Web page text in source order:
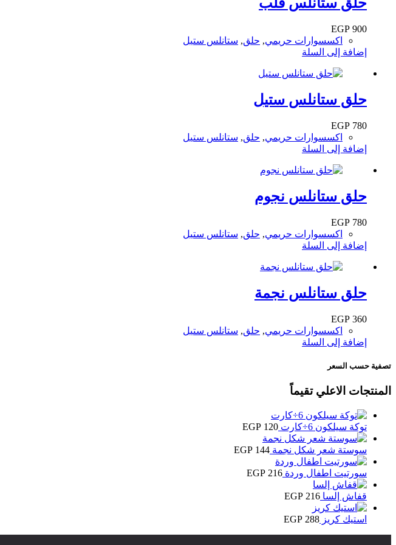
حلق ستانلس قلب
EGP 900
اكسسوارات حريمي, حلق, ستانلس ستيل
إضافة إلى السلة
حلق ستانلس ستيل
EGP 780
اكسسوارات حريمي, حلق, ستانلس ستيل
إضافة إلى السلة
حلق ستانلس نجوم
EGP 780
اكسسوارات حريمي, حلق, ستانلس ستيل
إضافة إلى السلة
حلق ستانلس نجمة
EGP 360
اكسسوارات حريمي, حلق, ستانلس ستيل
إضافة إلى السلة
تصفية حسب السعر
المنتجات الاعلي تقيماً
توكة سيلكون 6÷كارت EGP 120
سوستة شعر شكل نجمة EGP 144
سورتيت اطفال وردة EGP 216
قفاش إلسا EGP 216
استيك كريز EGP 288